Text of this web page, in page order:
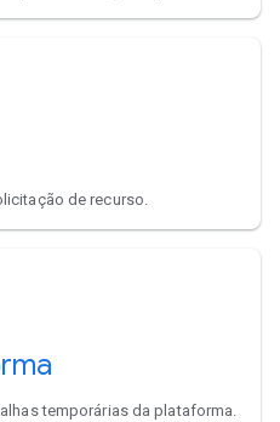
de recurso.
temporárias da plataforma.